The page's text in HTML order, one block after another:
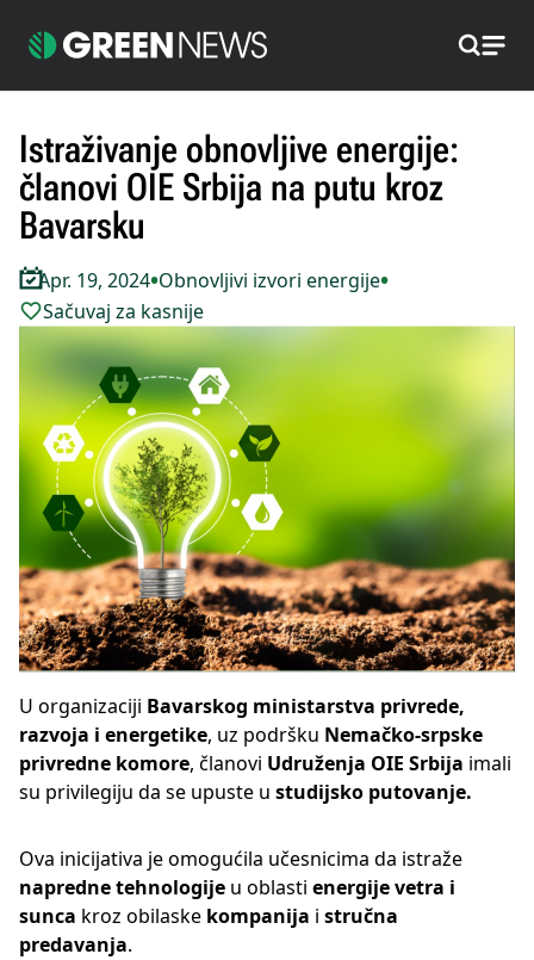
Pretraži
Istraživanje obnovljive energije:
članovi OIE Srbija na putu kroz
Bavarsku
Apr. 19, 2024•Obnovljivi izvori energije•
Sačuvaj za kasnije
U organizaciji Bavarskog ministarstva privrede,
razvoja i energetike, uz podršku Nemačko-srpske
privredne komore, članovi Udruženja OIE Srbija imali
su privilegiju da se upuste u studijsko putovanje.
Ova inicijativa je omogućila učesnicima da istraže
napredne tehnologije u oblasti energije vetra i
sunca kroz obilaske kompanija i stručna
predavanja.